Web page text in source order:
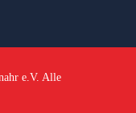
e.V. Alle